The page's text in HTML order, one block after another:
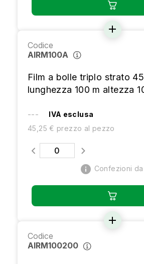
add
Codice
AIRM100A
Film a bolle triplo strato
lunghezza 100 m altezza
---
IVA esclusa
45,25 € prezzo al pezzo
info Confezioni da
add
Codice
AIRM100200